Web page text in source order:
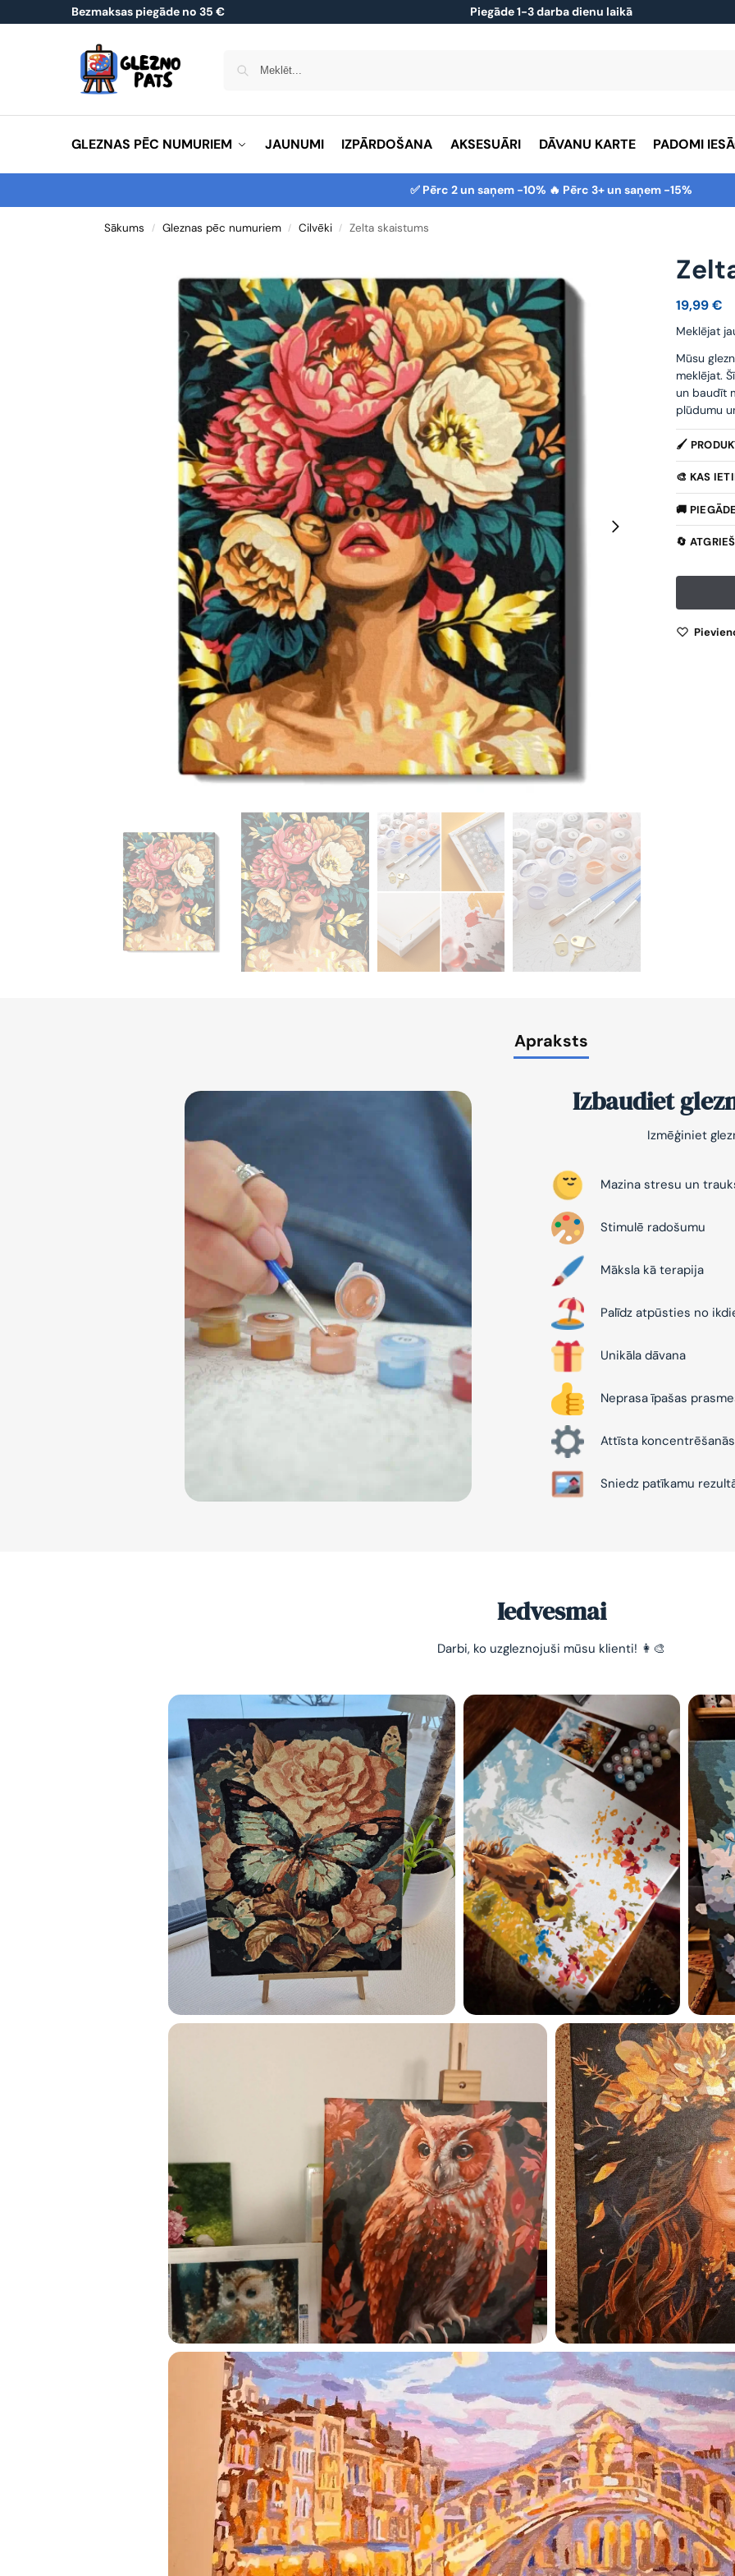
Bezmaksas piegāde no 35 € Piegāde 1-3 darba dienu laikā
GLEZNAS PĒC NUMURIEM JAUNUMI IZPĀRDOŠANA AKSESUĀRI DĀVANU KARTE PADOMI
✅ Pērc 2 un saņem -10% 🔥 Pērc 3+ un saņem -15%
Sākums / Gleznas pēc numuriem / Cilvēki / Zelta skaistums
19,99€
Meklējat
Mūsu
meklējat.
un baudīt
plūdumu
🖌️
🎨 KAS
🚚
🔄
Apraksts
Izbaudiet
Izmēģiniet
Mazina stresu un
Stimulē radošumu
Māksla kā terapija
Palīdz atpūsties no
Unikāla dāvana
Neprasa īpašas
Attīsta
Sniedz patīkamu
Iedvesmai
Darbi, ko uzgleznojuši mūsu klienti! 👩‍🎨
-10%
Vienkāršs veids, kā
nomierināt
Esmu iepazinies ar
privātuma politiku un
GleznoPats.lvPrivātuma politika
SAŅEMT -10%